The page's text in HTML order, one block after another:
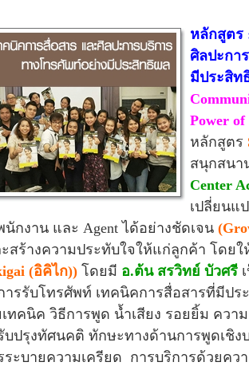
หลักสูตร
ศิลปะกา
มีประสิท
Power
หลักสูตร
สนุกสนา
Center
เปลี่ยนแ
กงาน และ Agent ได้อย่างชัดเจน
ะสร้างความประทับใจให้แก่ลูกค้า โดย
(อิคิไก)) โดยมี อ.ต้น สรวิทย์ บัวศรี
ารรับโทรศัพท์ เทคนิคการสื่อสารที่มีป
เทคนิค วิธีการพูด น้ำเสียง รอยยิ้ม ควา
บปรุงทัศนคติ ทักษะทางด้านการพูดเชิง
ะบายความเครียด การบริการด้วยคว